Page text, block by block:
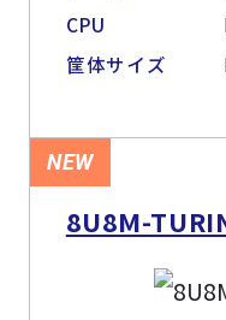
CPU
筐体サイズ
NEW
8U8M-